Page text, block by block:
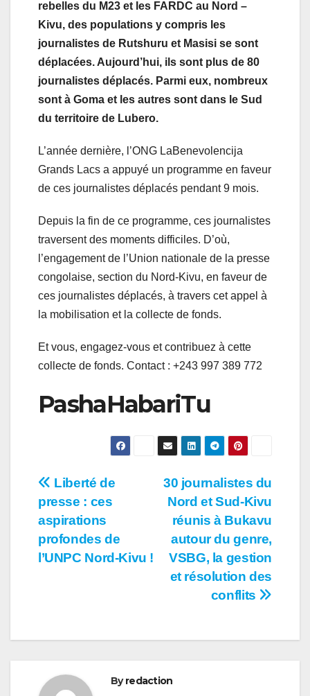
rebelles du M23 et les FARDC au Nord –
Kivu, des populations y compris les
journalistes de Rutshuru et Masisi se sont
déplacées. Aujourd’hui, ils sont plus de 80
journalistes déplacés. Parmi eux, nombreux
sont à Goma et les autres sont dans le Sud
du territoire de Lubero.
L’année dernière, l’ONG LaBenevolencija
Grands Lacs a appuyé un programme en faveur
de ces journalistes déplacés pendant 9 mois.
Depuis la fin de ce programme, ces journalistes
traversent des moments difficiles. D’où,
l’engagement de l’Union nationale de la presse
congolaise, section du Nord-Kivu, en faveur de
ces journalistes déplacés, à travers cet appel à
la mobilisation et la collecte de fonds.
Et vous, engagez-vous et contribuez à cette
collecte de fonds. Contact : +243 997 389 772
PashaHabariTu
Navigation
de
l’article
30 journalistes du
Nord et Sud-Kivu
réunis à Bukavu
autour du genre,
VSBG, la gestion
et résolution des
conflits
Liberté de
presse : ces
aspirations
profondes de
l’UNPC Nord-Kivu !
Byredaction